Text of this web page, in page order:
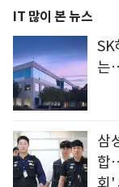
IT 많이 본 뉴스
SK
는
삼
합
회'